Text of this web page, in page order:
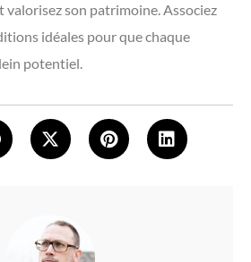
son patrimoine. Associez
idéales pour que chaque
potentiel.